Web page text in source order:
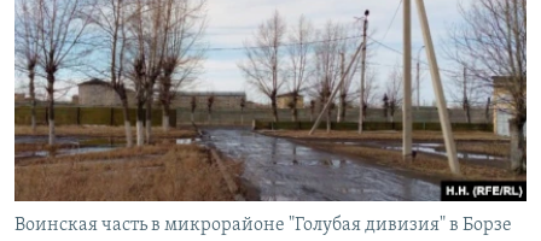
Воинская часть в микрорайоне "Голубая дивизия" в Борзе